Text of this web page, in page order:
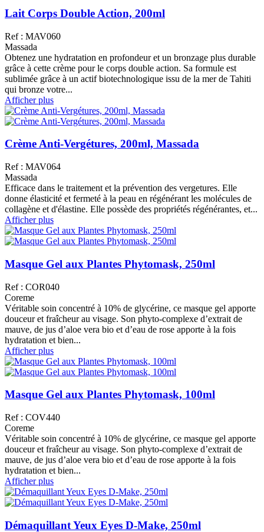
Lait Corps Double Action, 200ml
Ref : MAV060
Massada
Obtenez une hydratation en profondeur et un bronzage plus durable
grâce à cette crème pour le corps double action. Sa formule est
sublimée grâce à un actif biotechnologique issu de la mer de Tahiti
qui bronze votre...
Afficher plus
Crème Anti-Vergétures, 200ml, Massada
Ref : MAV064
Massada
Efficace dans le traitement et la prévention des vergetures. Elle
donne élasticité et fermeté à la peau en régénérant les molécules de
collagène et d'élastine. Elle possède des propriétés régénérantes, et...
Afficher plus
Masque Gel aux Plantes Phytomask, 250ml
Ref : COR040
Coreme
Véritable soin concentré à 10% de glycérine, ce masque gel apporte
douceur et fraîcheur au visage. Son phyto-complexe d’extrait de
mauve, de jus d’aloe vera bio et d’eau de rose apporte à la fois
hydratation et bien...
Afficher plus
Masque Gel aux Plantes Phytomask, 100ml
Ref : COV440
Coreme
Véritable soin concentré à 10% de glycérine, ce masque gel apporte
douceur et fraîcheur au visage. Son phyto-complexe d’extrait de
mauve, de jus d’aloe vera bio et d’eau de rose apporte à la fois
hydratation et bien...
Afficher plus
Démaquillant Yeux Eyes D-Make, 250ml